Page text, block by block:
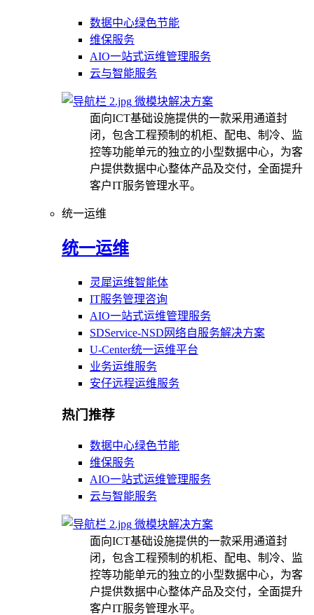
数据中心绿色节能
维保服务
AIO一站式运维管理服务
云与智能服务
微模块解决方案
面向ICT基础设施提供的一款采用通道封
闭，包含工程预制的机柜、配电、制冷、监
控等功能单元的独立的小型数据中心，为客
户提供数据中心整体产品及交付，全面提升
客户IT服务管理水平。
统一运维
统一运维
灵犀运维智能体
IT服务管理咨询
AIO一站式运维管理服务
SDService-NSD网络自服务解决方案
U-Center统一运维平台
业务运维服务
安仔远程运维服务
热门推荐
数据中心绿色节能
维保服务
AIO一站式运维管理服务
云与智能服务
微模块解决方案
面向ICT基础设施提供的一款采用通道封
闭，包含工程预制的机柜、配电、制冷、监
控等功能单元的独立的小型数据中心，为客
户提供数据中心整体产品及交付，全面提升
客户IT服务管理水平。